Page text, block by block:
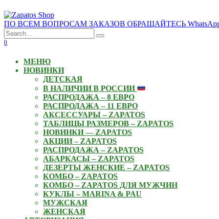
to
content
ПО ВСЕМ ВОПРОСАМ ЗАКАЗОВ ОБРАЩАЙТЕСЬ WhatsApp:
Search
for:
0
МЕНЮ
НОВИНКИ
ДЕТСКАЯ
В НАЛИЧИИ В РОССИИ
РАСПРОДАЖА – 8 ЕВРО
РАСПРОДАЖА – 11 ЕВРО
АКСЕССУАРЫ – ZAPATOS
ТАБЛИЦЫ РАЗМЕРОВ – ZAPATOS
НОВИНКИ — ZAPATOS
АКЦИИ – ZAPATOS
РАСПРОДАЖА – ZAPATOS
АБАРКАСЫ – ZAPATOS
ДЕЗЕРТЫ ЖЕНСКИЕ – ZAPATOS
КОМБО – ZAPATOS
КОМБО – ZAPATOS ДЛЯ МУЖЧИН
КУКЛЫ – MARINA & PAU
МУЖСКАЯ
ЖЕНСКАЯ